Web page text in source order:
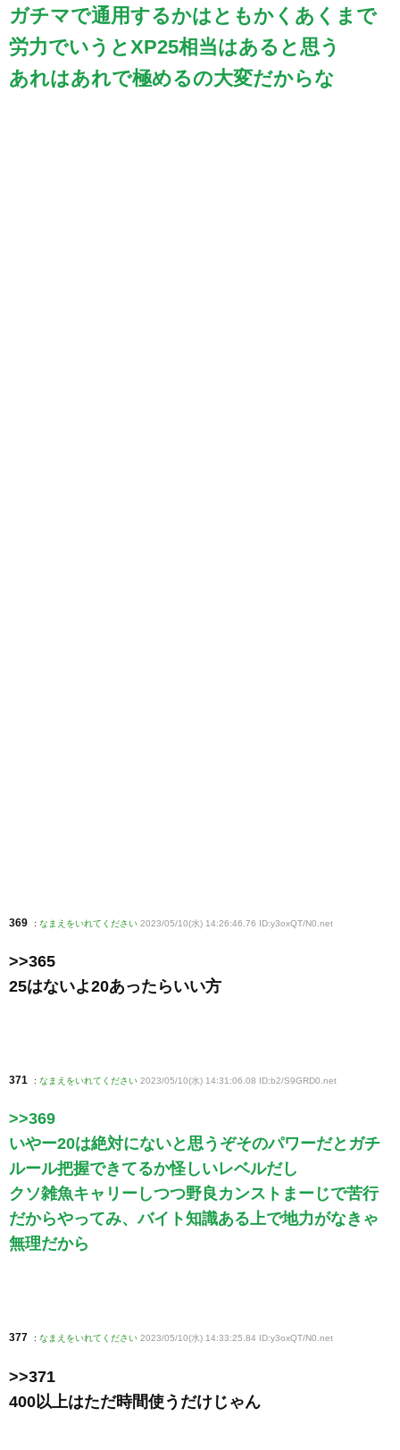
ガチマで通用するかはともかくあくまで
労力でいうとXP25相当はあると思う
あれはあれで極めるの大変だからな
369 : なまえをいれてください 2023/05/10(水) 14:26:46.76 ID:y3oxQT/N0 .net
>>365
25はないよ20あったらいい方
371 : なまえをいれてください 2023/05/10(水) 14:31:06.08 ID:b2/S9GRD0.net
>>369
いやー20は絶対にないと思うぞそのパワーだとガチ
ルール把握できてるか怪しいレベルだし
クソ雑魚キャリーしつつ野良カンストまーじで苦行
だからやってみ、バイト知識ある上で地力がなきゃ
無理だから
377 : なまえをいれてください 2023/05/10(水) 14:33:25.84 ID:y3oxQT/N0.net
>>371
400以上はただ時間使うだけじゃん